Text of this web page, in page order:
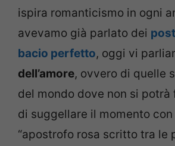
ispira romanticismo in ogni
avevamo già parlato dei
bacio perfetto, oggi vi
dell’amore, ovvero di quelle
del mondo dove non si potrà
di suggellare il momento con
“apostrofo rosa scritto tra le